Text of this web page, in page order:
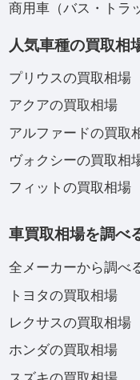
商用車（バス・トラ
人気車種の買取相
プリウスの買取相場
アクアの買取相場
アルファードの買取
ヴォクシーの買取相
フィットの買取相場
車買取相場を調べ
全メーカーから調べ
トヨタの買取相場
レクサスの買取相場
ホンダの買取相場